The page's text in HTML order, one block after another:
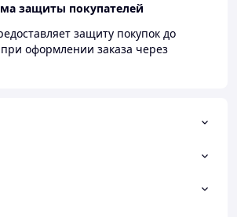
защиты покупателей
защиту покупок до
при оформлении заказа через